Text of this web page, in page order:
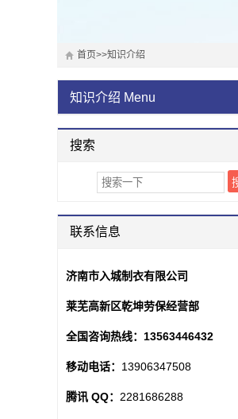
首页>>知识介绍
知识介绍 Menu
搜索
联系信息
济南市入城制衣有限公司
莱芜高新区乾坤劳保经营部
全国咨询热线： 13563446432
移动电话： 13906347508
腾讯 QQ： 2281686288